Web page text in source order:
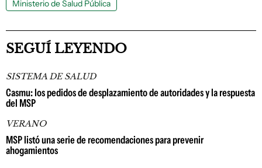
Ministerio de Salud Pública
SEGUÍ LEYENDO
SISTEMA DE SALUD
Casmu: los pedidos de desplazamiento de autoridades y la respuesta
del MSP
VERANO
MSP listó una serie de recomendaciones para prevenir
ahogamientos